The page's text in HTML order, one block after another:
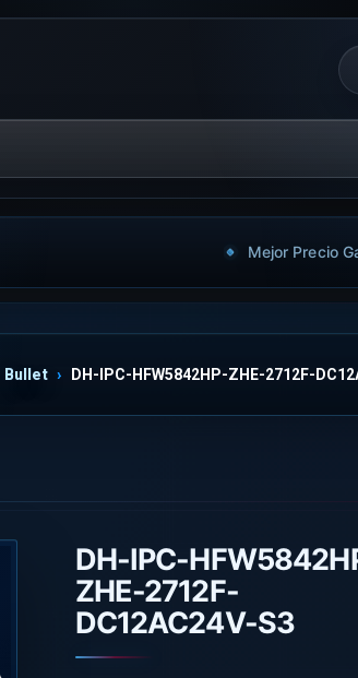
Mejor Precio
Bullet DH-IPC-HFW5842HP-ZHE-2712F-
DH-IPC-
ZHE-2712F-
DC12AC24V-S3